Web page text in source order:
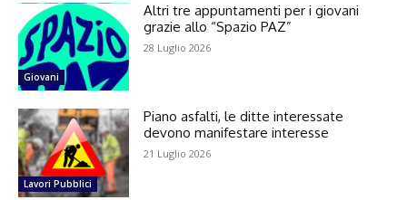
Giovani
Altri tre appuntamenti per i giovani
grazie allo “Spazio PAZ”
28 Luglio 2026
Lavori Pubblici
Piano asfalti, le ditte interessate
devono manifestare interesse
21 Luglio 2026